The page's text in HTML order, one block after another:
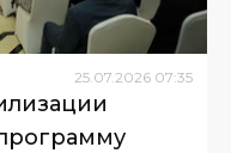
25.07.2026 07:35